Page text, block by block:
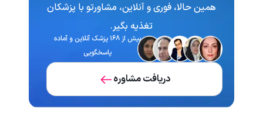
همین حالا، فوری و آنلاین، مشاورتو با پزشکان
تغذیه‌ بگیر.
بیش از ۱۶۸ پزشک آنلاین و آماده
پاسخگویی
دریافت مشاوره